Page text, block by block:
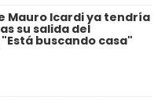
Mauro Icardi ya tendría
su salida del
buscando casa"